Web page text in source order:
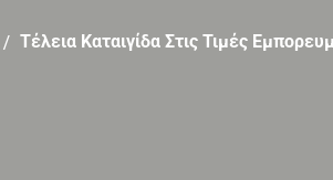
Τέλεια Καταιγίδα Στις Τιμές